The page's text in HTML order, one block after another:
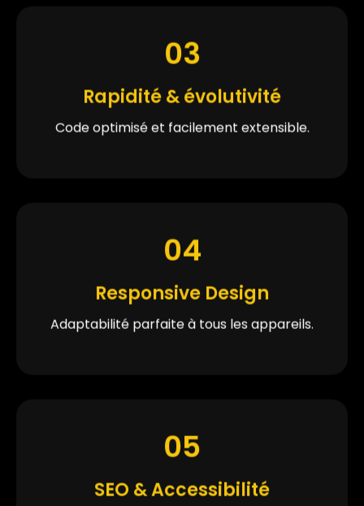
03
Rapidité & évolutivité
Code optimisé et facilement extensible.
04
Responsive Design
Adaptabilité parfaite à tous les appareils.
05
SEO & Accessibilité